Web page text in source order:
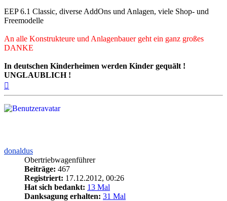
EEP 6.1 Classic, diverse AddOns und Anlagen, viele Shop- und
Freemodelle
An alle Konstrukteure und Anlagenbauer geht ein ganz großes
DANKE
In deutschen Kinderheimen werden Kinder gequält !
UNGLAUBLICH !
donaldus
Obertriebwagenführer
Beiträge: 467
Registriert: 17.12.2012, 00:26
Hat sich bedankt: 13 Mal
Danksagung erhalten: 31 Mal